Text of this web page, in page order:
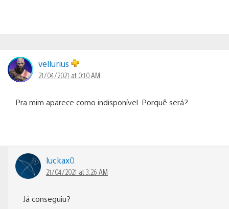
vellurius
21/04/2021 at 0:10 AM
Pra mim aparece como indisponível. Porquê será?
luckax0
21/04/2021 at 3:26 AM
Já conseguiu?